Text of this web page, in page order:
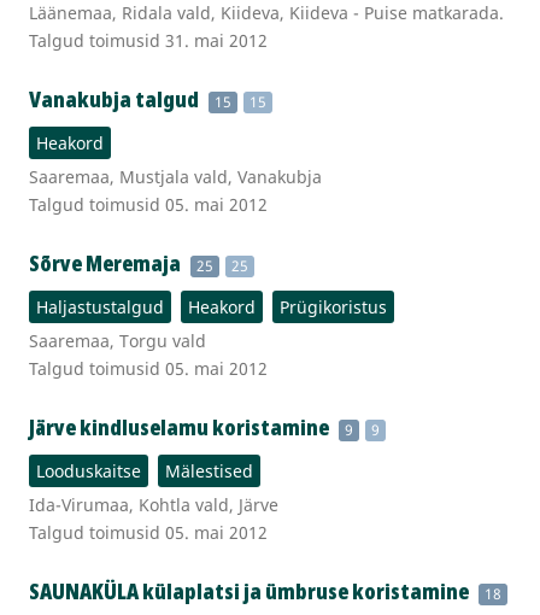
Läänemaa, Ridala vald, Kiideva, Kiideva - Puise matkarada.
Talgud toimusid 31. mai 2012
Vanakubja talgud 15 15
Heakord
Saaremaa, Mustjala vald, Vanakubja
Talgud toimusid 05. mai 2012
Sõrve Meremaja 25 25
Haljastustalgud Heakord
Prügikoristus
Saaremaa, Torgu vald
Talgud toimusid 05. mai 2012
Järve kindluselamu koristamine 9 9
Looduskaitse
Mälestised
Ida-Virumaa, Kohtla vald, Järve
Talgud toimusid 05. mai 2012
SAUNAKÜLA külaplatsi ja ümbruse koristamine
18